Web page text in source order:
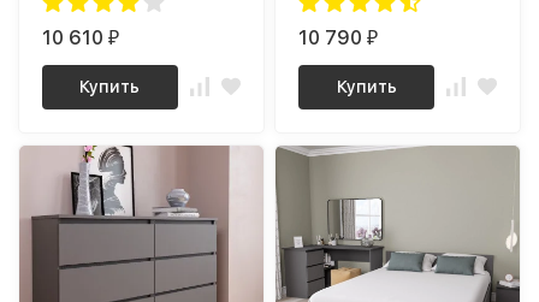
как ИКЕА БРИМНЕС (IKEA
BRIMNES), Графит МСТ
10 610₽
Купить
с полками Графит МШ
400.1 (МП) МС мори
10 790₽
Купить